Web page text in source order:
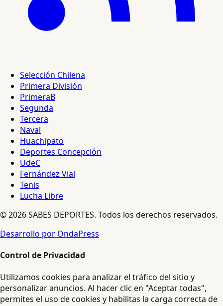
Selección Chilena
Primera División
PrimeraB
Segunda
Tercera
Naval
Huachipato
Deportes Concepción
UdeC
Fernández Vial
Tenis
Lucha Libre
© 2026 SABES DEPORTES. Todos los derechos reservados.
Desarrollo por OndaPress
Control de Privacidad
Utilizamos cookies para analizar el tráfico del sitio y
personalizar anuncios. Al hacer clic en "Aceptar todas",
permites el uso de cookies y habilitas la carga correcta de